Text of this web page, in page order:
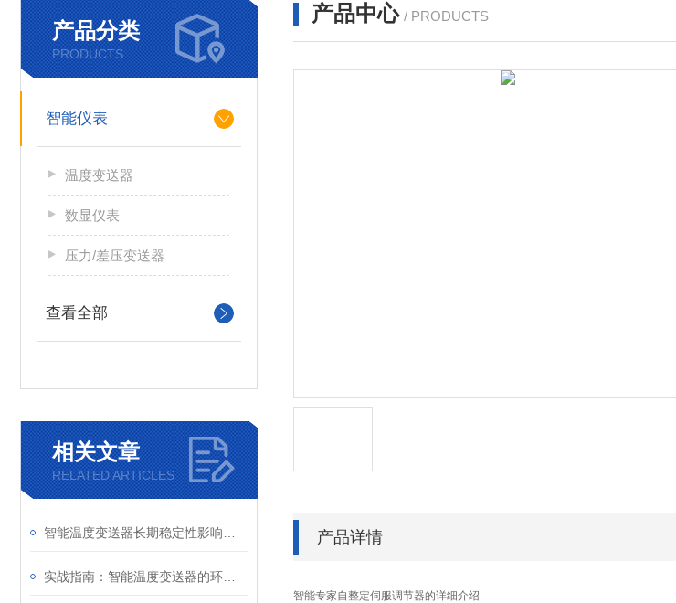
产品分类
PRODUCTS
智能仪表
温度变送器
数显仪表
压力/差压变送器
查看全部
相关文章
RELATED ARTICLES
产品中心 / PRODUCTS
产品详情
智能专家自整定伺服调节器的详细介绍